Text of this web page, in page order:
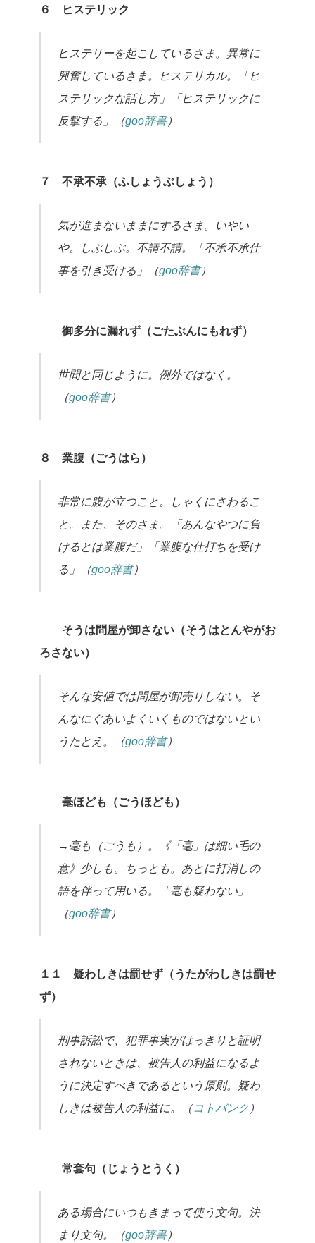
６ ヒステリック
ヒステリーを起こしているさま。異常に
興奮しているさま。ヒステリカル。「ヒ
ステリックな話し方」「ヒステリックに
反撃する」（goo辞書）
７ 不承不承（ふしょうぶしょう）
気が進まないままにするさま。いやい
や。しぶしぶ。不請不請。「不承不承仕
事を引き受ける」（goo辞書）
御多分に漏れず（ごたぶんにもれず）
世間と同じように。例外ではなく。
（goo辞書）
８ 業腹（ごうはら）
非常に腹が立つこと。しゃくにさわるこ
と。また、そのさま。「あんなやつに負
けるとは業腹だ」「業腹な仕打ちを受け
る」（goo辞書）
そうは問屋が卸さない（そうはとんやがお
ろさない）
そんな安値では問屋が卸売りしない。そ
んなにぐあいよくいくものではないとい
うたとえ。（goo辞書）
毫ほども（ごうほども）
→毫も（ごうも）。《「毫」は細い毛の
意》少しも。ちっとも。あとに打消しの
語を伴って用いる。「毫も疑わない」
（goo辞書）
１１ 疑わしきは罰せず（うたがわしきは罰せ
ず）
刑事訴訟で、犯罪事実がはっきりと証明
されないときは、被告人の利益になるよ
うに決定すべきであるという原則。疑わ
しきは被告人の利益に。（コトバンク ）
常套句（じょうとうく）
ある場合にいつもきまって使う文句。決
まり文句。（goo辞書）